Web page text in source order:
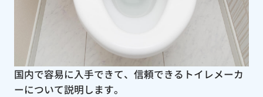
国内で容易に入手できて、信頼できるトイレメーカ
ーについて説明します。